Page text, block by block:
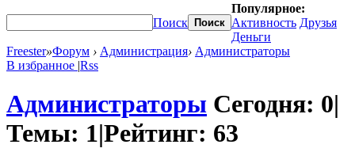
Поиск Поиск
Популярное:
Активность Друзья
Деньги
Freester»Форум › Администрация› Администраторы
В избранное |Rss
Администраторы Сегодня: 0|
Темы: 1|Рейтинг: 63